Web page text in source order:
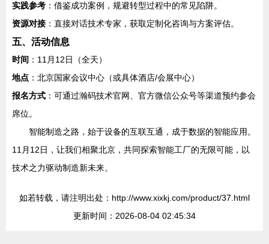
实践参考 ：借鉴成功案例，规避转型过程中的常见陷阱。
资源对接 ：直接对话技术专家，获取定制化咨询与方案评估。
五、活动信息
时间 ：11月12日（全天）
地点 ：北京国家会议中心（或具体酒店/会展中心）
报名方式 ：可通过瀚码技术官网、官方微信公众号等渠道预约参会
席位。
智能制造之路，始于设备的互联互通，成于数据的智能应用。
11月12日，让我们相聚北京，共同探索智能工厂的无限可能，以
技术之力驱动制造新未来。
如若转载，请注明出处：http://www.xixkj.com/product/37.html
更新时间：2026-08-04 02:45:34